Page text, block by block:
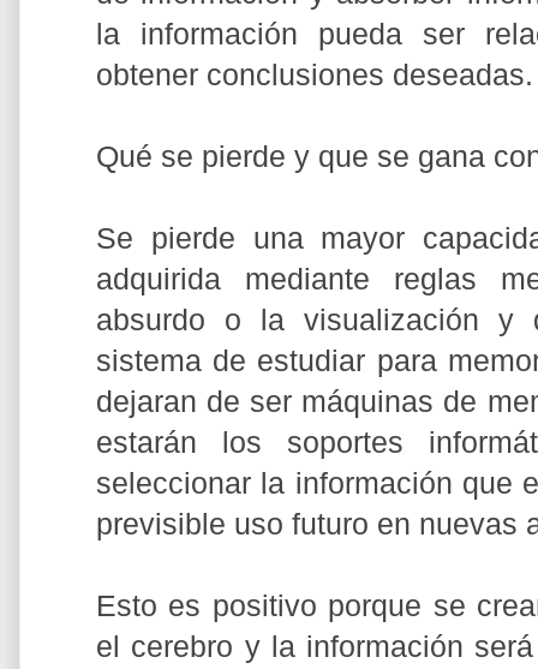
la información pueda ser
obtener conclusiones
Qué se pierde y que se gana
Se pierde una mayor
adquirida mediante reglas
absurdo o la visualización y
sistema de estudiar para
dejaran de ser máquinas de
estarán los soportes
seleccionar la información que
previsible uso futuro en nuevas
Esto es positivo porque se
el cerebro y la información